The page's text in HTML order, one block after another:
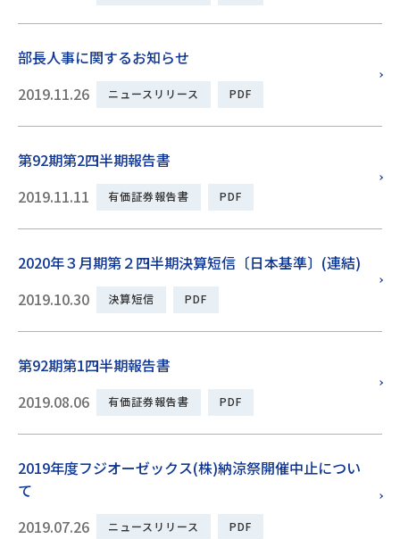
部長人事に関するお知らせ
2019.11.26
ニュースリリース PDF
第92期第2四半期報告書
2019.11.11
有価証券報告書 PDF
2020年３月期第２四半期決算短信〔日本基準〕(連結)
2019.10.30
決算短信 PDF
第92期第1四半期報告書
2019.08.06
有価証券報告書 PDF
2019年度フジオーゼックス(株)納涼祭開催中止につい
て
2019.07.26
ニュースリリース PDF